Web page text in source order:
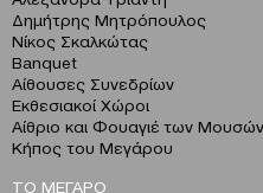
Δημήτρης Μητρόπουλος
Νίκος Σκαλκώτας
Banquet
Αίθουσες Συνεδρίων
Εκθεσιακοί Χώροι
Αίθριο και Φουαγιέ των Μουσών
Κήπος του Μεγάρου
ΤΟ ΜΕΓΑΡΟ